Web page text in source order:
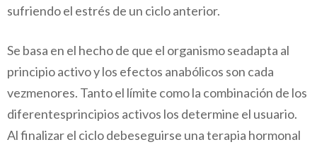
sufriendo el estrés de un ciclo anterior.
Se basa en el hecho de que el organismo seadapta al
principio activo y los efectos anabólicos son cada
vezmenores. Tanto el límite como la combinación de los
diferentesprincipios activos los determine el usuario.
Al finalizar el ciclo debeseguirse una terapia hormonal